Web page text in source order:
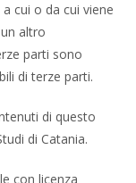
cui o da cui viene
altro
parti sono
di terze parti.
di questo
di Catania.
con licenza